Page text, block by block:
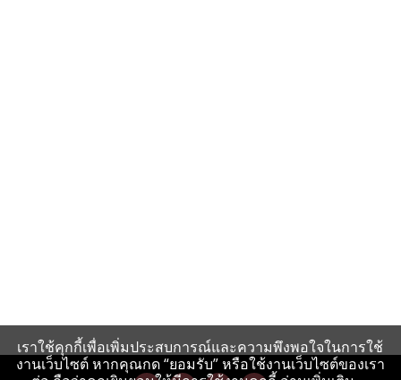
เราใช้คุกกี้เพื่อเพิ่มประสบการณ์และความพึงพอใจในการใช้
งานเว็บไซต์ หากคุณกด “ยอมรับ” หรือใช้งานเว็บไซต์ของเรา